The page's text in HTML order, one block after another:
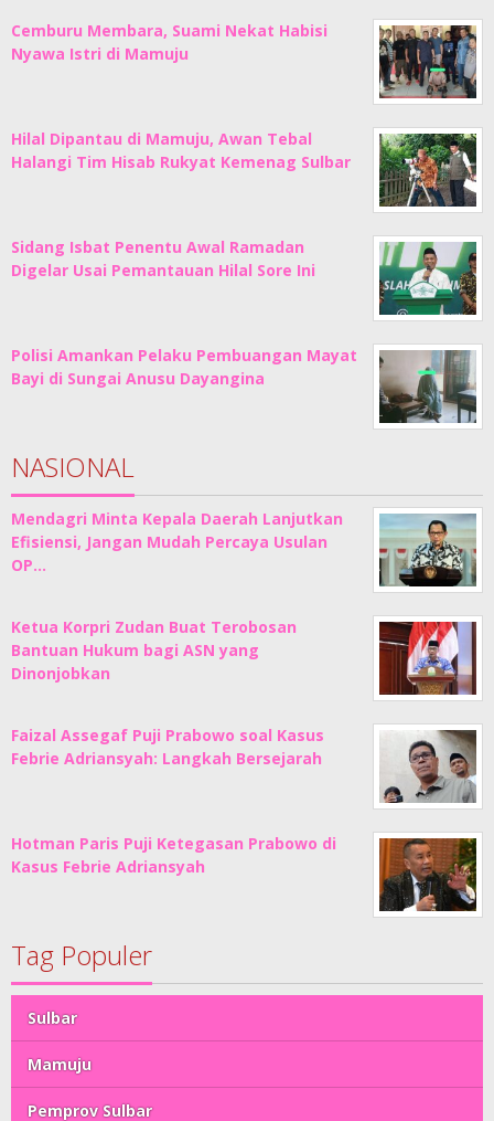
Cemburu Membara, Suami Nekat Habisi
Nyawa Istri di Mamuju
Hilal Dipantau di Mamuju, Awan Tebal
Halangi Tim Hisab Rukyat Kemenag Sulbar
Sidang Isbat Penentu Awal Ramadan
Digelar Usai Pemantauan Hilal Sore Ini
Polisi Amankan Pelaku Pembuangan Mayat
Bayi di Sungai Anusu Dayangina
NASIONAL
Mendagri Minta Kepala Daerah Lanjutkan
Efisiensi, Jangan Mudah Percaya Usulan
OP…
Ketua Korpri Zudan Buat Terobosan
Bantuan Hukum bagi ASN yang
Dinonjobkan
Faizal Assegaf Puji Prabowo soal Kasus
Febrie Adriansyah: Langkah Bersejarah
Hotman Paris Puji Ketegasan Prabowo di
Kasus Febrie Adriansyah
Tag Populer
Sulbar
Mamuju
Pemprov Sulbar